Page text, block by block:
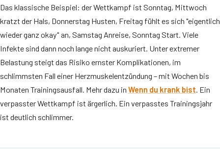
Das klassische Beispiel: der Wettkampf ist Sonntag, Mittwoch
kratzt der Hals, Donnerstag Husten, Freitag fühlt es sich "eigentlich
wieder ganz okay" an, Samstag Anreise, Sonntag Start. Viele
Infekte sind dann noch lange nicht auskuriert. Unter extremer
Belastung steigt das Risiko ernster Komplikationen, im
schlimmsten Fall einer Herzmuskelentzündung – mit Wochen bis
Monaten Trainingsausfall. Mehr dazu in Wenn du krank bist . Ein
verpasster Wettkampf ist ärgerlich. Ein verpasstes Trainingsjahr
ist deutlich schlimmer.